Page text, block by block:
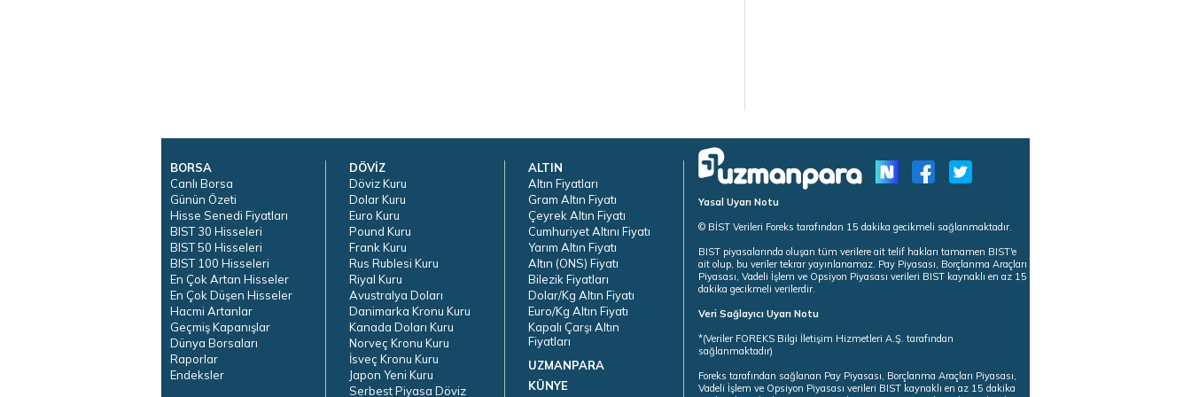
BORSA
Canlı Borsa
Günün Özeti
Hisse Senedi Fiyatları
BIST 30 Hisseleri
BIST 50 Hisseleri
BIST 100 Hisseleri
En Çok Artan Hisseler
En Çok Düşen Hisseler
Hacmi Artanlar
Geçmiş Kapanışlar
Dünya Borsaları
Raporlar
Endeksler
DÖVİZ
Döviz Kuru
Dolar Kuru
Euro Kuru
Pound Kuru
Frank Kuru
Rus Rublesi Kuru
Riyal Kuru
Avustralya Doları
Danimarka Kronu Kuru
Kanada Doları Kuru
Norveç Kronu Kuru
İsveç Kronu Kuru
Japon Yeni Kuru
Serbest Piyasa Döviz
ALTIN
Altın Fiyatları
Gram Altın Fiyatı
Çeyrek Altın Fiyatı
Cumhuriyet Altını Fiyatı
Yarım Altın Fiyatı
Altın (ONS) Fiyatı
Bilezik Fiyatları
Dolar/Kg Altın Fiyatı
Euro/Kg Altın Fiyatı
Kapalı Çarşı Altın
Fiyatları
UZMANPARA
KÜNYE
Yasal Uyarı Notu
© BİST Verileri Foreks tarafından 15 dakika gecikmeli sağlanmaktadır.
BIST piyasalarında oluşan tüm verilere ait telif hakları tamamen BIST'e
ait olup, bu veriler tekrar yayınlanamaz. Pay Piyasası, Borçlanma Araçları
Piyasası, Vadeli İşlem ve Opsiyon Piyasası verileri BIST kaynaklı en az 15
dakika gecikmeli verilerdir.
Veri Sağlayıcı Uyarı Notu
*(Veriler FOREKS Bilgi İletişim Hizmetleri A.Ş. tarafından
sağlanmaktadır)
Foreks tarafından sağlanan Pay Piyasası, Borçlanma Araçları Piyasası,
Vadeli İşlem ve Opsiyon Piyasası verileri BIST kaynaklı en az 15 dakika